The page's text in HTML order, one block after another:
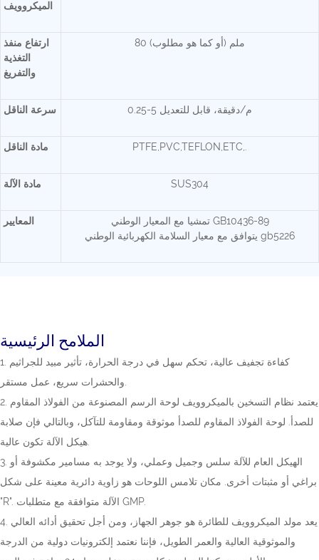
الميكروويف
ارتفاع منفذ
التغذية
والتفريغ
80 ملم (أو كما هو مطلوب)
سرعة الناقل 0.25-5 م/دقيقة، قابل للتعديل
مادة الناقل PTFE,PVC,TEFLON,ETC,.
مادة الآلة SUS304
المعايير
تمشيا مع المعيار الوطني GB10436-89
يتوافق مع معيار السلامة الكهربائية الوطني gb5226
الملامح الرئيسية
1. كفاءة تجفيف عالية، تحكم سهل في درجة الحرارة، تأثير مبيد للجراثيم
2. يعتمد نظام التسخين بالميكروويف لوحة الرسم المصنوعة من الفولاذ المقاوم
للصدأ. لوحة الفولاذ المقاوم للصدأ موثوقة ومقاومة للتآكل، وبالتالي فإن صلابة
3. الهيكل العام للآلة سلس وجميل وعملي، ولا يوجد به مسامير مكشوفة أو
براغي أو مثبتات أخرى. مكان تلامس اللوحات هو زاوية دائرية معينة على شكل
"R". الآلة متوافقة مع متطلبات GMP.
4. يعد مولد الميكروويف للطائرة هو جوهر الجهاز، ومن أجل تحقيق أدائه العالي
والموثوقية العالية والعمر الطويل، فإننا نعتمد إلكترونيات دولية من الدرجة